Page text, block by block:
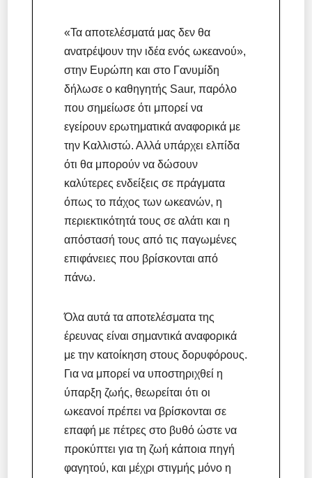
«Τα αποτελέσματά μας δεν θα
ανατρέψουν την ιδέα ενός ωκεανού»,
στην Ευρώπη και στο Γανυμίδη
δήλωσε ο καθηγητής Saur, παρόλο
που σημείωσε ότι μπορεί να
εγείρουν ερωτηματικά αναφορικά με
την Καλλιστώ. Αλλά υπάρχει ελπίδα
ότι θα μπορούν να δώσουν
καλύτερες ενδείξεις σε πράγματα
όπως το πάχος των ωκεανών, η
περιεκτικότητά τους σε αλάτι και η
απόστασή τους από τις παγωμένες
επιφάνειες που βρίσκονται από
πάνω.
Όλα αυτά τα αποτελέσματα της
έρευνας είναι σημαντικά αναφορικά
με την κατοίκηση στους δορυφόρους.
Για να μπορεί να υποστηριχθεί η
ύπαρξη ζωής, θεωρείται ότι οι
ωκεανοί πρέπει να βρίσκονται σε
επαφή με πέτρες στο βυθό ώστε να
προκύπτει για τη ζωή κάποια πηγή
φαγητού, και μέχρι στιγμής μόνο η